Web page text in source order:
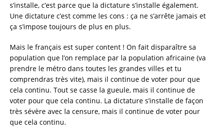
s’installe, c’est parce que la dictature s’installe également.
Une dictature c’est comme les cons : ça ne s’arrête jamais et
ça s’impose toujours de plus en plus.
Mais le français est super content ! On fait disparaître sa
population que l’on remplace par la population africaine (va
prendre le métro dans toutes les grandes villes et tu
comprendras très vite), mais il continue de voter pour que
cela continu. Tout se casse la gueule, mais il continue de
voter pour que cela continu. La dictature s’installe de façon
très sévère avec la censure, mais il continue de voter pour
que cela continu.